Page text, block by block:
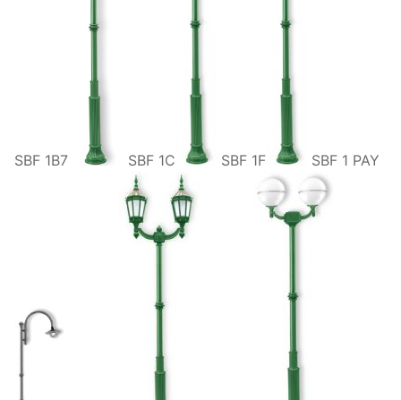
SBF 1B7 SBF 1C SBF 1F SBF 1 PAY